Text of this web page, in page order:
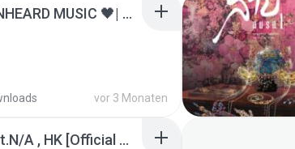
ไม่มีใครรู้ตัวเรา– UNHEARD MUSIC 🖤| Official Lyric Video | เพลงสู้ชีวิต
vor 3 Monaten
KRK - เธอทิ้งฉันไว้ Ft.N/A , HK [Official MV]